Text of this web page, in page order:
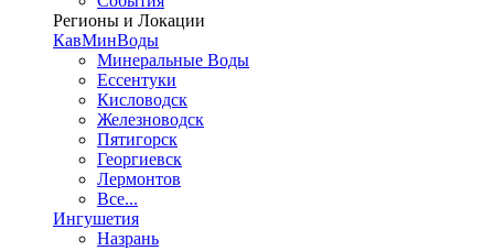
Регионы и Локации
КавМинВоды
Минеральные Воды
Ессентуки
Кисловодск
Железноводск
Пятигорск
Георгиевск
Лермонтов
Все...
Ингушетия
Назрань